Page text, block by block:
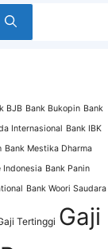
BJB Bank Bukopin Bank
Internasional Bank IBK
Bank Mestika Dharma
Indonesia Bank Panin
Bank Woori Saudara
Tertinggi Gaji